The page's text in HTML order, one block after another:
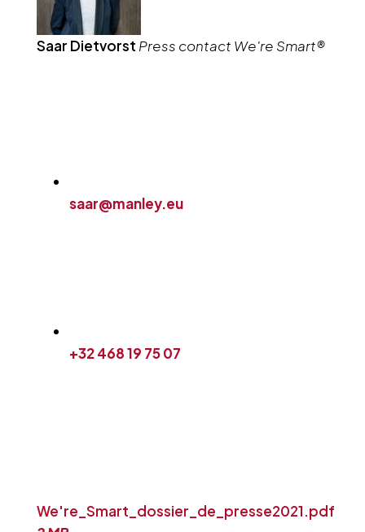
Saar Dietvorst Press contact We're Smart®
saar@manley.eu
+32 468 19 75 07
We're_Smart_dossier_de_presse2021.pdf